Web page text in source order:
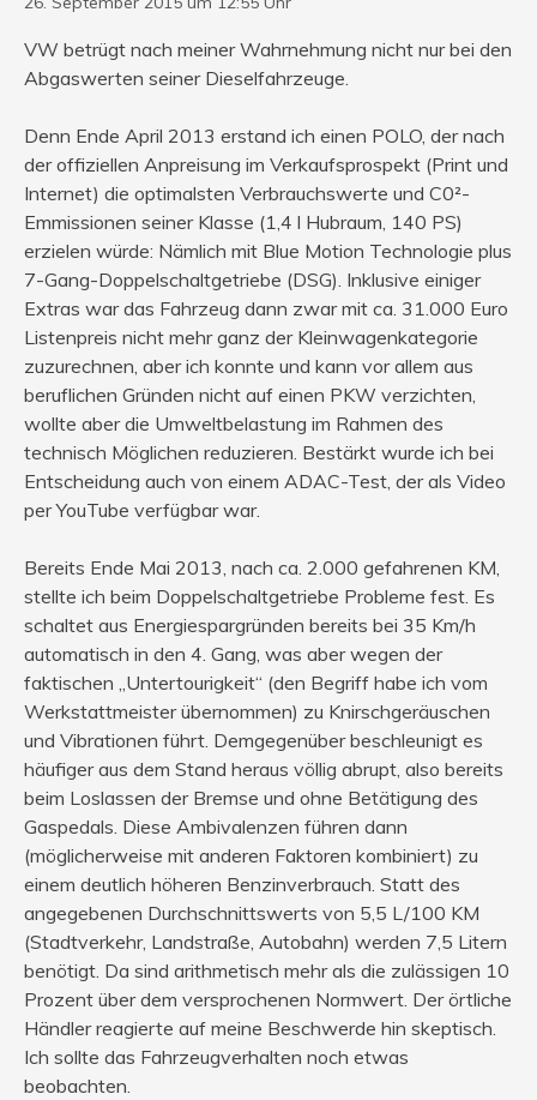
VW betrügt nach meiner Wahrnehmung nicht nur bei den
Abgaswerten seiner Dieselfahrzeuge.
Denn Ende April 2013 erstand ich einen POLO, der nach
der offiziellen Anpreisung im Verkaufsprospekt (Print und
Internet) die optimalsten Verbrauchswerte und C0²-
Emmissionen seiner Klasse (1,4 l Hubraum, 140 PS)
erzielen würde: Nämlich mit Blue Motion Technologie plus
7-Gang-Doppelschaltgetriebe (DSG). Inklusive einiger
Extras war das Fahrzeug dann zwar mit ca. 31.000 Euro
Listenpreis nicht mehr ganz der Kleinwagenkategorie
zuzurechnen, aber ich konnte und kann vor allem aus
beruflichen Gründen nicht auf einen PKW verzichten,
wollte aber die Umweltbelastung im Rahmen des
technisch Möglichen reduzieren. Bestärkt wurde ich bei
Entscheidung auch von einem ADAC-Test, der als Video
per YouTube verfügbar war.
Bereits Ende Mai 2013, nach ca. 2.000 gefahrenen KM,
stellte ich beim Doppelschaltgetriebe Probleme fest. Es
schaltet aus Energiespargründen bereits bei 35 Km/h
automatisch in den 4. Gang, was aber wegen der
faktischen „Untertourigkeit“ (den Begriff habe ich vom
Werkstattmeister übernommen) zu Knirschgeräuschen
und Vibrationen führt. Demgegenüber beschleunigt es
häufiger aus dem Stand heraus völlig abrupt, also bereits
beim Loslassen der Bremse und ohne Betätigung des
Gaspedals. Diese Ambivalenzen führen dann
(möglicherweise mit anderen Faktoren kombiniert) zu
einem deutlich höheren Benzinverbrauch. Statt des
angegebenen Durchschnittswerts von 5,5 L/100 KM
(Stadtverkehr, Landstraße, Autobahn) werden 7,5 Litern
benötigt. Da sind arithmetisch mehr als die zulässigen 10
Prozent über dem versprochenen Normwert. Der örtliche
Händler reagierte auf meine Beschwerde hin skeptisch.
Ich sollte das Fahrzeugverhalten noch etwas
beobachten.